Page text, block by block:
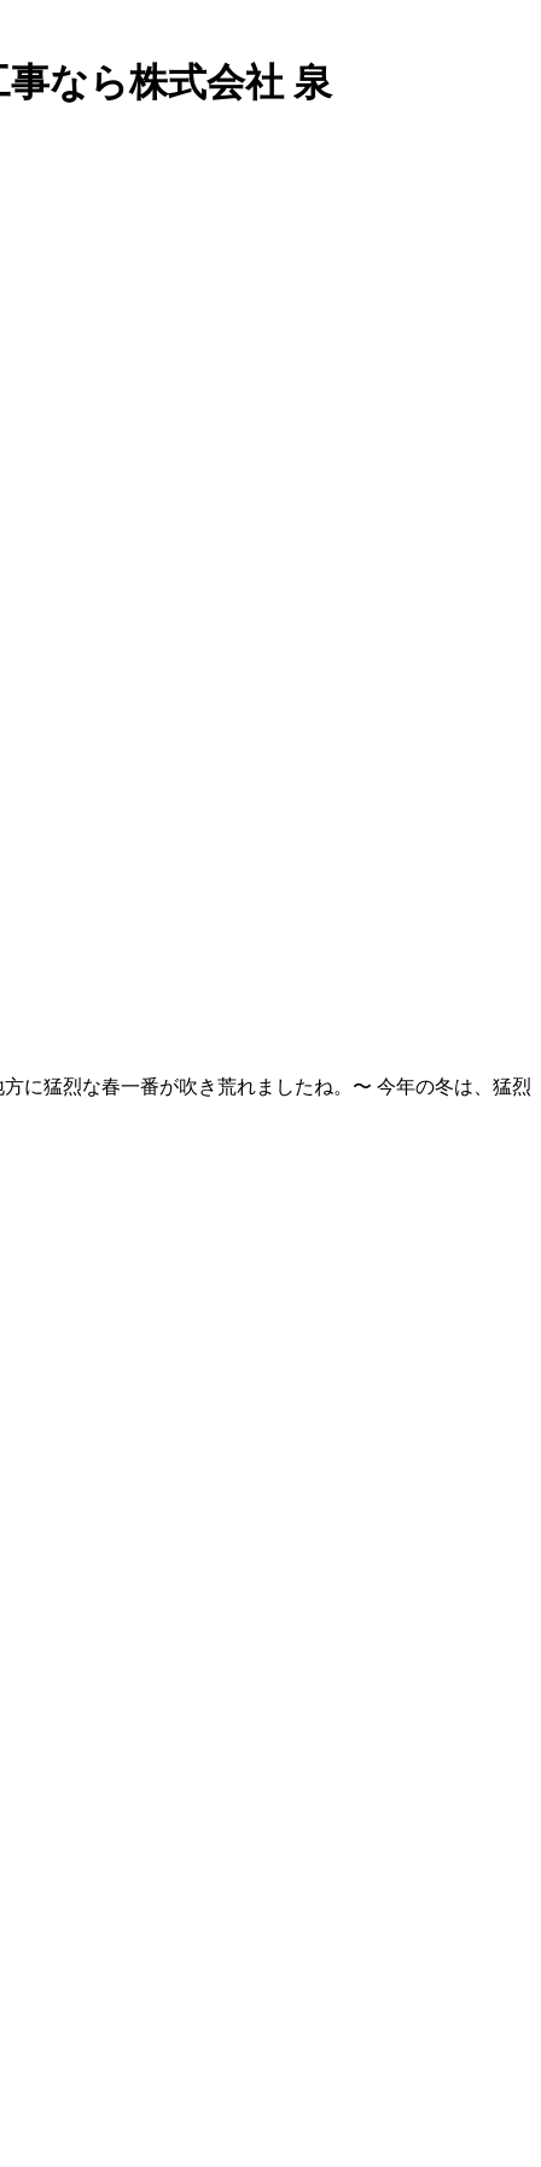
なら株式会社 泉
に猛烈な春一番が吹き荒れましたね。〜 今年の冬は、猛烈